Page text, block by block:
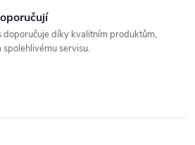
doporučuje díky kvalitním produktům,
servisu.